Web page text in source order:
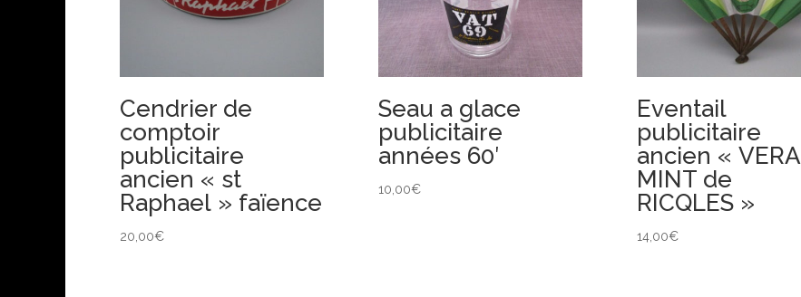
Cendrier de
comptoir
publicitaire
ancien « st
Raphael » faïence
20,00€
Seau a glace
publicitaire
années 60′
10,00€
Eventail
publicitaire
ancien « VERA
MINT de
RICQLES »
14,00€